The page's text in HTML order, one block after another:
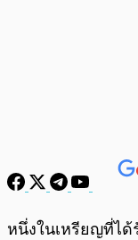
พร้อมเล่น
หนึ่งในเหรียญที่ไ